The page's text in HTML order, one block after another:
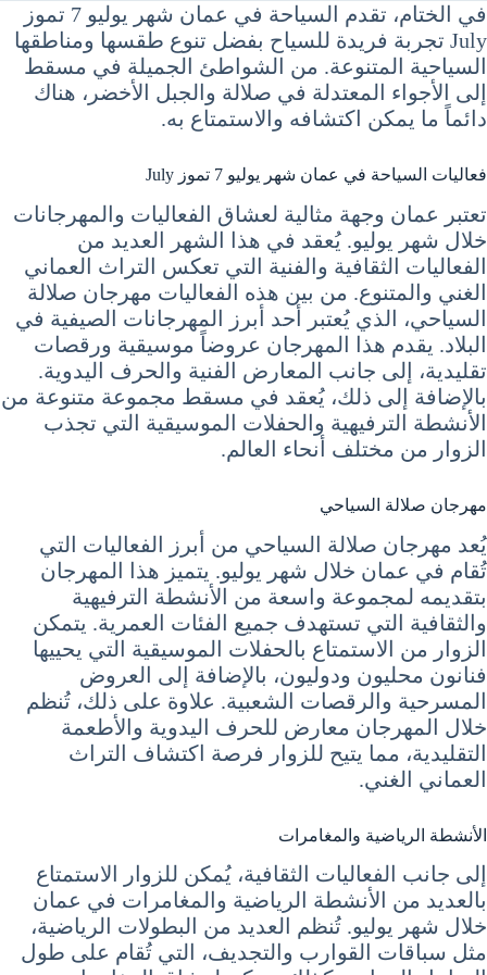
في الختام، تقدم السياحة في عمان شهر يوليو 7 تموز
July تجربة فريدة للسياح بفضل تنوع طقسها ومناطقها
السياحية المتنوعة. من الشواطئ الجميلة في مسقط
إلى الأجواء المعتدلة في صلالة والجبل الأخضر، هناك
دائماً ما يمكن اكتشافه والاستمتاع به.
فعاليات السياحة في عمان شهر يوليو 7 تموز July
تعتبر عمان وجهة مثالية لعشاق الفعاليات والمهرجانات
خلال شهر يوليو. يُعقد في هذا الشهر العديد من
الفعاليات الثقافية والفنية التي تعكس التراث العماني
الغني والمتنوع. من بين هذه الفعاليات مهرجان صلالة
السياحي، الذي يُعتبر أحد أبرز المهرجانات الصيفية في
البلاد. يقدم هذا المهرجان عروضاً موسيقية ورقصات
تقليدية، إلى جانب المعارض الفنية والحرف اليدوية.
بالإضافة إلى ذلك، يُعقد في مسقط مجموعة متنوعة من
الأنشطة الترفيهية والحفلات الموسيقية التي تجذب
الزوار من مختلف أنحاء العالم.
مهرجان صلالة السياحي
يُعد مهرجان صلالة السياحي من أبرز الفعاليات التي
تُقام في عمان خلال شهر يوليو. يتميز هذا المهرجان
بتقديمه لمجموعة واسعة من الأنشطة الترفيهية
والثقافية التي تستهدف جميع الفئات العمرية. يتمكن
الزوار من الاستمتاع بالحفلات الموسيقية التي يحييها
فنانون محليون ودوليون، بالإضافة إلى العروض
المسرحية والرقصات الشعبية. علاوة على ذلك، تُنظم
خلال المهرجان معارض للحرف اليدوية والأطعمة
التقليدية، مما يتيح للزوار فرصة اكتشاف التراث
العماني الغني.
الأنشطة الرياضية والمغامرات
إلى جانب الفعاليات الثقافية، يُمكن للزوار الاستمتاع
بالعديد من الأنشطة الرياضية والمغامرات في عمان
خلال شهر يوليو. تُنظم العديد من البطولات الرياضية،
مثل سباقات القوارب والتجديف، التي تُقام على طول